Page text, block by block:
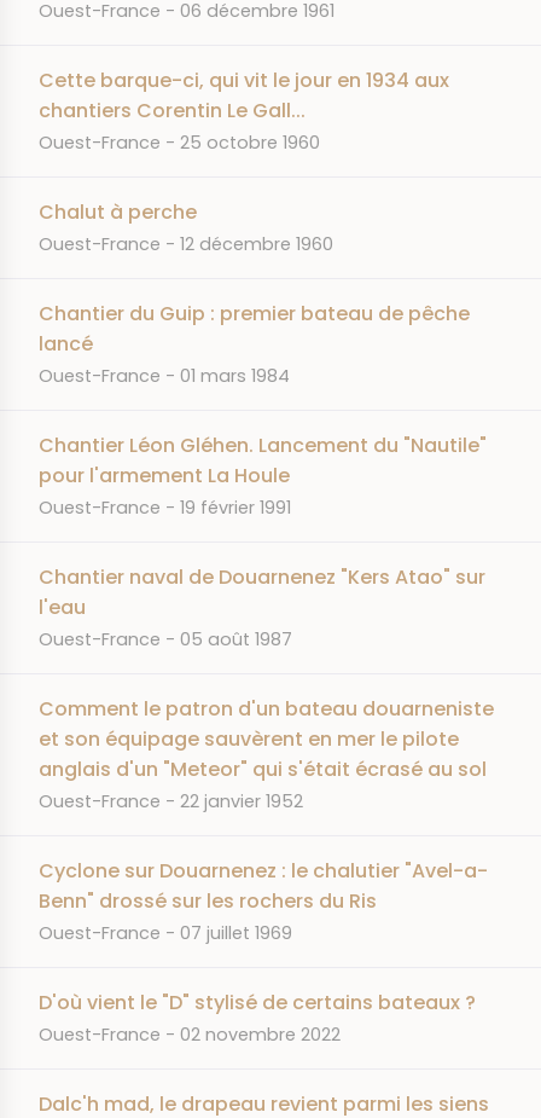
JOURNAL
Ouest-France DATE
06 décembre 1961
Cette barque-ci, qui vit le jour en 1934 aux
chantiers Corentin Le Gall...
JOURNAL
Ouest-France DATE
25 octobre 1960
Chalut à perche
JOURNAL
Ouest-France DATE
12 décembre 1960
Chantier du Guip : premier bateau de pêche
lancé
JOURNAL
Ouest-France DATE
01 mars 1984
Chantier Léon Gléhen. Lancement du "Nautile"
pour l'armement La Houle
JOURNAL
Ouest-France DATE
19 février 1991
Chantier naval de Douarnenez "Kers Atao" sur
l'eau
JOURNAL
Ouest-France DATE
05 août 1987
Comment le patron d'un bateau douarneniste
et son équipage sauvèrent en mer le pilote
anglais d'un "Meteor" qui s'était écrasé au sol
JOURNAL
Ouest-France DATE
22 janvier 1952
Cyclone sur Douarnenez : le chalutier "Avel-a-
Benn" drossé sur les rochers du Ris
JOURNAL
Ouest-France DATE
07 juillet 1969
D'où vient le "D" stylisé de certains bateaux ?
JOURNAL
Ouest-France DATE
02 novembre 2022
Dalc'h mad, le drapeau revient parmi les siens